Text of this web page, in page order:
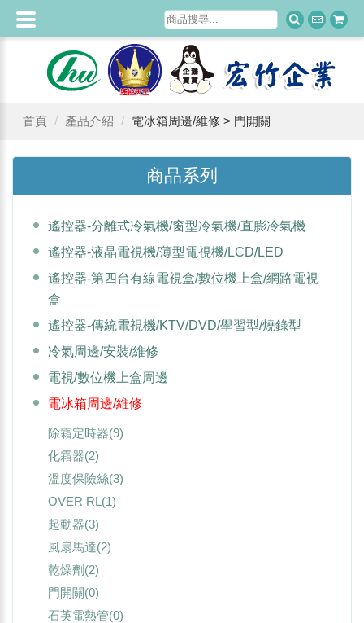
首頁 產品介紹 電冰箱周邊/維修 > 門開關
商品系列
遙控器-分離式冷氣機/窗型冷氣機/直膨冷氣機
遙控器-液晶電視機/薄型電視機/LCD/LED
遙控器-第四台有線電視盒/數位機上盒/網路電視
盒
遙控器-傳統電視機/KTV/DVD/學習型/燒錄型
冷氣周邊/安裝/維修
電視/數位機上盒周邊
電冰箱周邊/維修
除霜定時器(9)
化霜器(2)
溫度保險絲(3)
OVER RL (1)
起動器(3)
風扇馬達(2)
乾燥劑 (2)
門開關(0)
石英電熱管(0)